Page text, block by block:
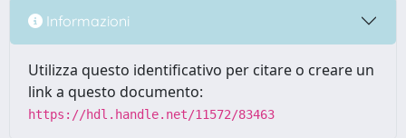
Informazioni
Utilizza questo identificativo per citare o creare un
link a questo documento:
https://hdl.handle.net/11572/83463